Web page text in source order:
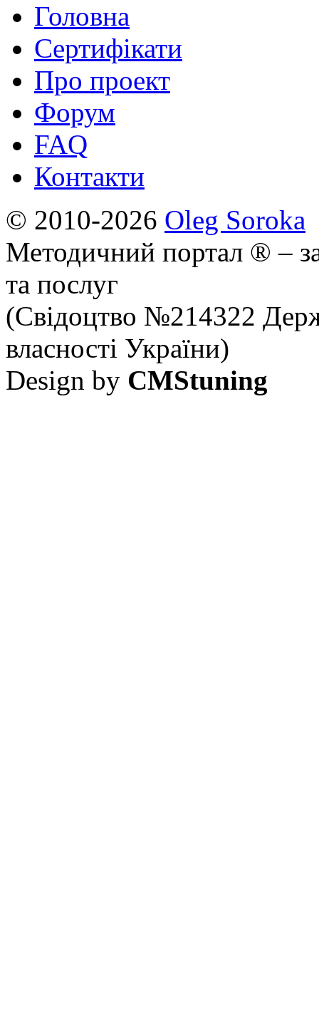
Головна
Сертифікати
Про проект
Форум
FAQ
Контакти
© 2010-2026 Oleg Soroka
Методичний портал ® –
та послуг
(Свідоцтво №214322
власності України)
Design by CMStuning